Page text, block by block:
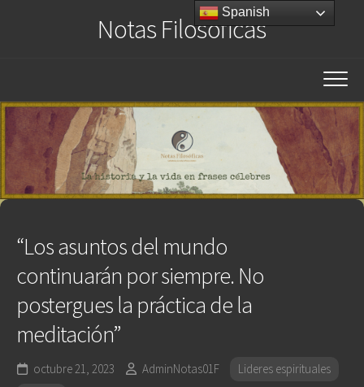
Notas Filosóficas
“Los asuntos del mundo
continuarán por siempre. No
postergues la práctica de la
meditación”
octubre 21, 2023 AdminNotas01F
Lideres espirituales
Spanish